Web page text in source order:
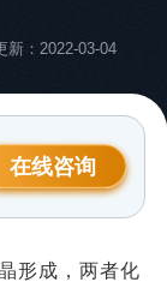
新：2022-03-04
在线咨询
形成，两者化